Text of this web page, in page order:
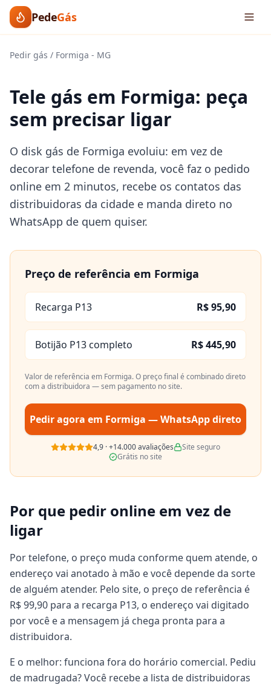
PedeGás
Pedir gás / Formiga - MG
Tele gás em Formiga: peça
sem precisar ligar
O disk gás de Formiga evoluiu: em vez de
decorar telefone de revenda, você faz o pedido
online em 2 minutos, recebe os contatos das
distribuidoras da cidade e manda direto no
WhatsApp de quem quiser.
Preço de referência em Formiga
Recarga P13 R$ 95,90
Botijão P13 completo R$ 445,90
Valor de referência em Formiga. O preço final é combinado direto
com a distribuidora — sem pagamento no site.
Pedir agora em Formiga — WhatsApp direto
4,9 ·+14.000avaliações
Site seguro
Grátis no site
Por que pedir online em vez de
ligar
Por telefone, o preço muda conforme quem atende, o
endereço vai anotado à mão e você depende da sorte
de alguém atender. Pelo site, o preço de referência é
R$ 99,90 para a recarga P13, o endereço vai digitado
por você e a mensagem já chega pronta para a
distribuidora.
E o melhor: funciona fora do horário comercial. Pediu
de madrugada? Você recebe a lista de distribuidoras